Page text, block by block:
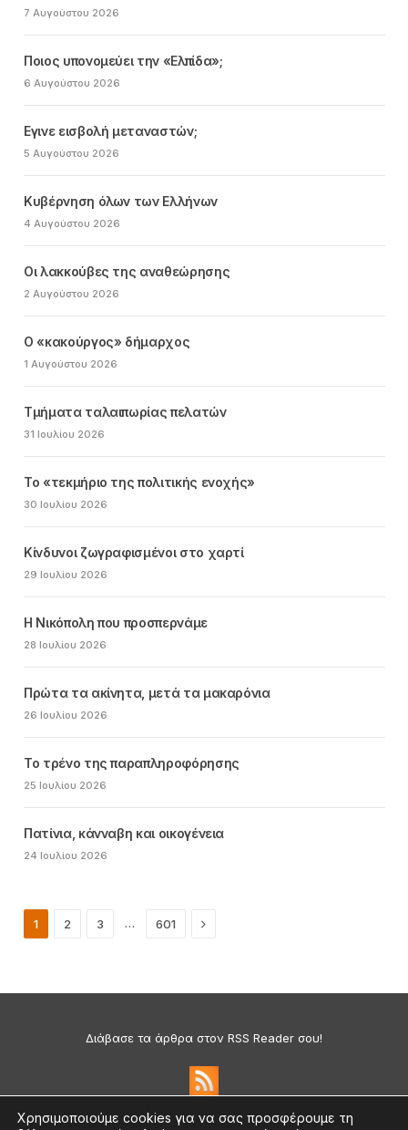
7 Αυγούστου 2026
Ποιος υπονομεύει την «Ελπίδα»;
6 Αυγούστου 2026
Εγινε εισβολή μεταναστών;
5 Αυγούστου 2026
Κυβέρνηση όλων των Ελλήνων
4 Αυγούστου 2026
Οι λακκούβες της αναθεώρησης
2 Αυγούστου 2026
Ο «κακούργος» δήμαρχος
1 Αυγούστου 2026
Τμήματα ταλαιπωρίας πελατών
31 Ιουλίου 2026
Το «τεκμήριο της πολιτικής ενοχής»
30 Ιουλίου 2026
Κίνδυνοι ζωγραφισμένοι στο χαρτί
29 Ιουλίου 2026
Η Νικόπολη που προσπερνάμε
28 Ιουλίου 2026
Πρώτα τα ακίνητα, μετά τα μακαρόνια
26 Ιουλίου 2026
Το τρένο της παραπληροφόρησης
25 Ιουλίου 2026
Πατίνια, κάνναβη και οικογένεια
24 Ιουλίου 2026
1 2 3 … 601 Next
Διάβασε τα άρθρα στον RSS Reader σου!
Χρησιμοποιούμε cookies για να σας προσφέρουμε τη